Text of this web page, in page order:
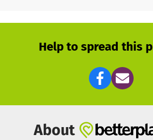
Help to spread this
About